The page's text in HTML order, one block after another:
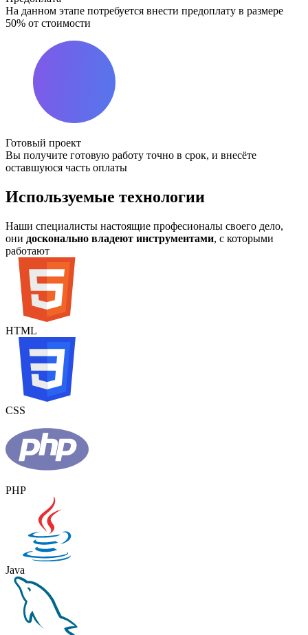
На данном этапе потребуется внести предоплату в размере
50% от стоимости
Готовый проект
Вы получите готовую работу точно в срок, и внесёте
оставшуюся часть оплаты
Используемые технологии
Наши специалисты настоящие професионалы своего дело,
они досконально владеют инструментами, с которыми
работают
HTML
CSS
PHP
Java